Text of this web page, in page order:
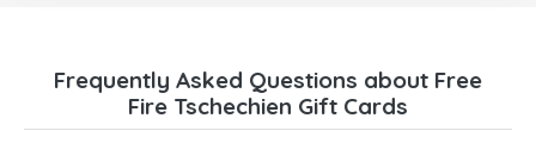
Frequently Asked Questions about Free
Fire Tschechien Gift Cards